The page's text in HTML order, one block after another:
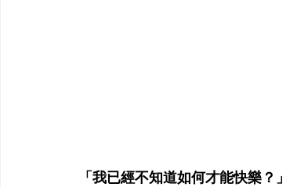
「我已經不知道如何才能快樂？」